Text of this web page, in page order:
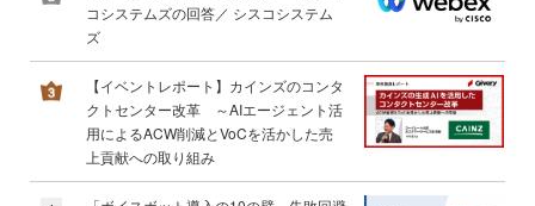
コシステムズの回答／ シスコシステム
ズ
【イベントレポート】カインズのコンタ
クトセンター改革 ～AIエージェント活
用によるACW削減とVoCを活かした売
上貢献への取り組み